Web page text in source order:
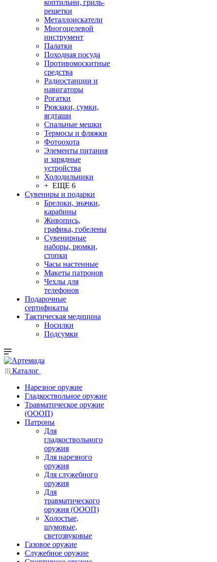
коптильни, гриль-
решетки
Металлоискатели
Многоцелевой
инструмент
Палатки
Походная посуда
Противомоскитные
средства
Радиостанции и
навигаторы
Рогатки
Рюкзаки, сумки,
ягдташи
Спальные мешки
Термосы и фляжки
Фотоохота
Элементы питания
и зарядные
устройства
Холодильники
+ ЕЩЕ 6
Сувениры и подарки
Брелоки, значки,
карабины
Живопись,
графика, гобелены
Сувенирные
наборы, рюмки,
стопки
Часы настенные
Макеты патронов
Чехлы для
телефонов
Подарочные
сертификаты
Тактическая медицина
Носилки
Подсумки
Каталог
Нарезное оружие
Гладкоствольное оружие
Травматическое оружие
(ОООП)
Патроны
Для
гладкоствольного
оружия
Для нарезного
оружия
Для служебного
оружия
Для
травматического
оружия (ОООП)
Холостые,
шумовые,
светозвуковые
Газовое оружие
Служебное оружие